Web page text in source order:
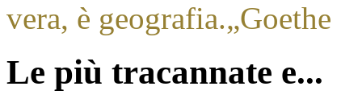
vera, è geografia.„Goethe
Le più tracannate e...